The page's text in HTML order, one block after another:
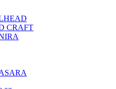
CRAFT